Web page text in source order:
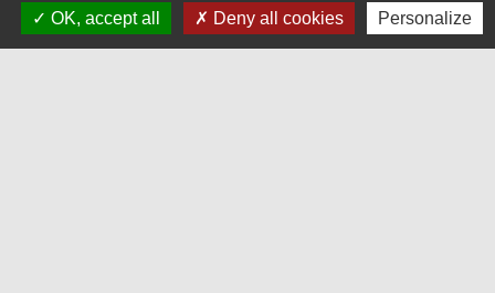
Jumelages
OK, accept all
Deny all cookies Personalize